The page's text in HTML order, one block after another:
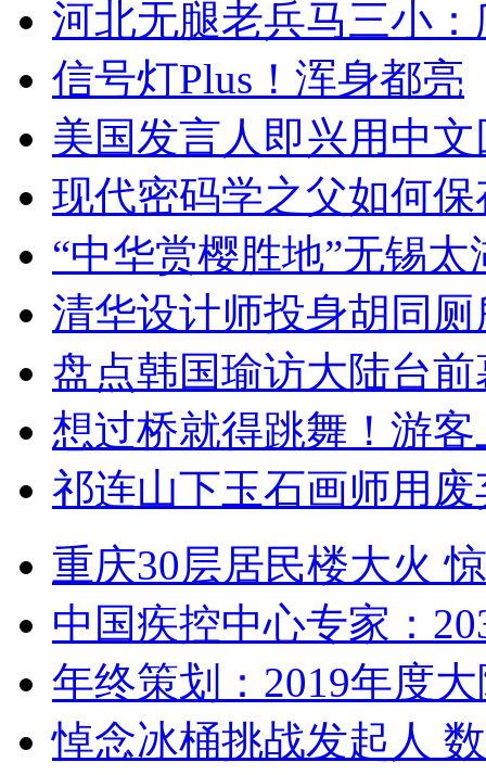
河北无腿老兵马三小
信号灯Plus！浑身都亮
美国发言人即兴用中
现代密码学之父如何
“中华赏樱胜地”无锡
清华设计师投身胡同
盘点韩国瑜访大陆台
想过桥就得跳舞！游客
祁连山下玉石画师用
重庆30层居民楼大火
中国疾控中心专家：
年终策划：2019年度
悼念冰桶挑战发起人